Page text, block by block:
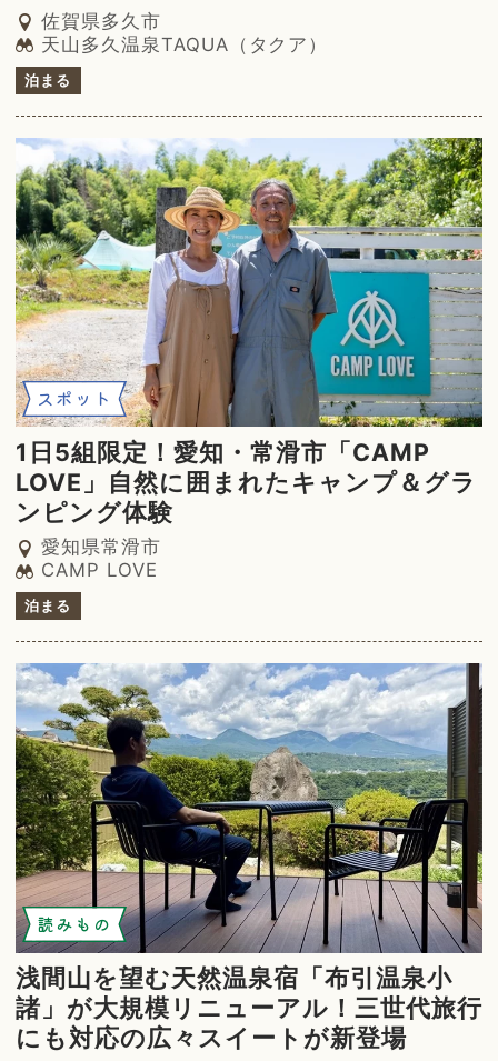
佐賀県多久市
天山多久温泉TAQUA（タクア）
泊まる
スポット
1日5組限定！愛知・常滑市「CAMP
LOVE」自然に囲まれたキャンプ＆グラ
ンピング体験
愛知県常滑市
CAMP LOVE
泊まる
読みもの
浅間山を望む天然温泉宿「布引温泉小
諸」が大規模リニューアル！三世代旅行
にも対応の広々スイートが新登場